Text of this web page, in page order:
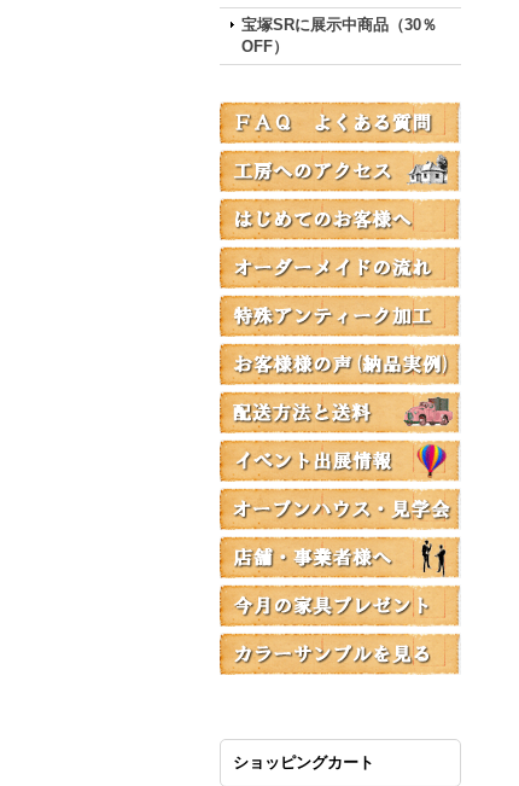
宝塚SRに展示中商品（30％
OFF）
ショッピングカート